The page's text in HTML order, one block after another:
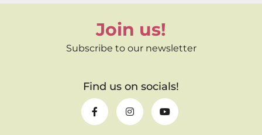
Join us!
Subscribe to our newsletter
Find us on socials!